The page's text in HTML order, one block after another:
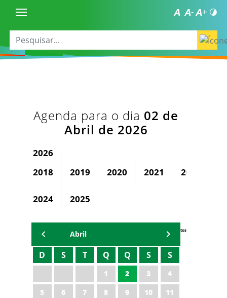
Agenda para o dia 02 de
Abril de 2026
2026
2018
2019 2020 2021 2022
2024 2025
Eventos
Abril
D S T Q Q S S
1 2 3
4
5
6 7 8 9 10
11